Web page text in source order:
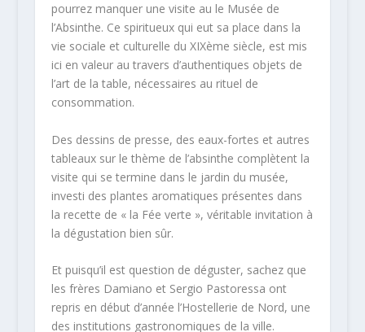
pourrez manquer une visite au le Musée de
l’Absinthe. Ce spiritueux qui eut sa place dans la
vie sociale et culturelle du XIXème siècle, est mis
ici en valeur au travers d’authentiques objets de
l’art de la table, nécessaires au rituel de
consommation.
Des dessins de presse, des eaux-fortes et autres
tableaux sur le thème de l’absinthe complètent la
visite qui se termine dans le jardin du musée,
investi des plantes aromatiques présentes dans
la recette de « la Fée verte », véritable invitation à
la dégustation bien sûr.
Et puisqu’il est question de déguster, sachez que
les frères Damiano et Sergio Pastoressa ont
repris en début d’année l’Hostellerie de Nord, une
des institutions gastronomiques de la ville.